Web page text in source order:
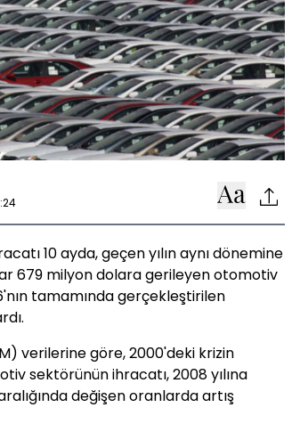
10 ayda, geçen yılın aynı dönemine
679 milyon dolara gerileyen otomotiv
tamamında gerçekleştirilen
verilerine göre, 2000'deki krizin
sektörünün ihracatı, 2008 yılına
değişen oranlarda artış